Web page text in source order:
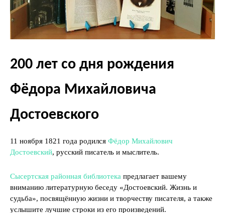
200 лет со дня рождения
Фёдора Михайловича
Достоевского
11 ноября 1821 года родился Фёдор Михайлович
Достоевский, русский писатель и мыслитель.
Сысертская районная библиотека предлагает вашему
вниманию литературную беседу «Достоевский. Жизнь и
судьба», посвящённую жизни и творчеству писателя, а также
услышите лучшие строки из его произведений.